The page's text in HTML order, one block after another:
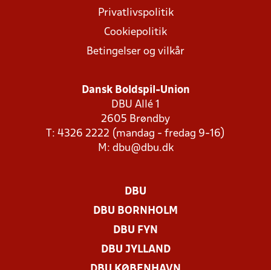
Privatlivspolitik
Cookiepolitik
Betingelser og vilkår
Dansk Boldspil-Union
DBU Allé 1
2605 Brøndby
T: 4326 2222 (mandag - fredag 9-16)
M: dbu@dbu.dk
DBU
DBU BORNHOLM
DBU FYN
DBU JYLLAND